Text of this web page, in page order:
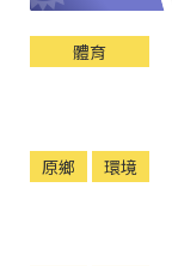
體育
原鄉 環境